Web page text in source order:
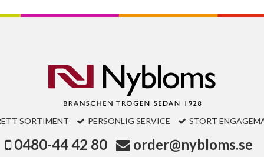
SORTIMENT PERSONLIG SERVICE STORT
0480-44 42 80 order@nybloms.se